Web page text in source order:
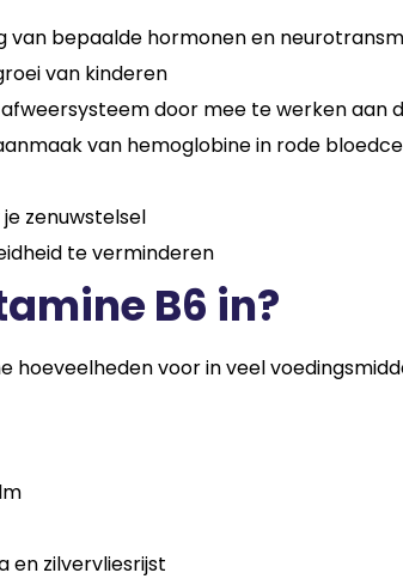
van bepaalde hormonen en
van kinderen
door mee te werken aan
van hemoglobine in rode
zenuwstelsel
te verminderen
B6 in?
hoeveelheden voor in veel
en zilvervliesrijst